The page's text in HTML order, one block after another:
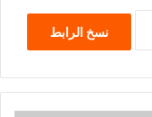
نسخ الرابط